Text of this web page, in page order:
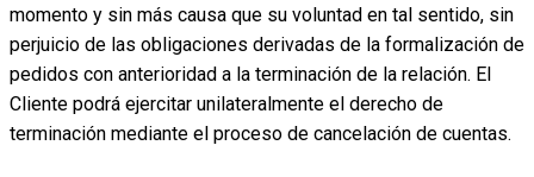
momento y sin más causa que su voluntad en tal sentido, sin
perjuicio de las obligaciones derivadas de la formalización de
pedidos con anterioridad a la terminación de la relación. El
Cliente podrá ejercitar unilateralmente el derecho de
terminación mediante el proceso de cancelación de cuentas.